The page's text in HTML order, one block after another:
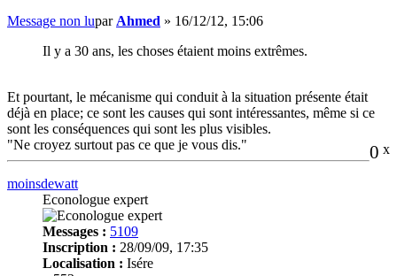
Message non lupar Ahmed » 16/12/12, 15:06
Il y a 30 ans, les choses étaient moins extrêmes.
Et pourtant, le mécanisme qui conduit à la situation présente était
déjà en place; ce sont les causes qui sont intéressantes, même si ce
sont les conséquences qui sont les plus visibles.
0 x
"Ne croyez surtout pas ce que je vous dis."
moinsdewatt
Econologue expert
Messages : 5109
Inscription : 28/09/09, 17:35
Localisation : Isére